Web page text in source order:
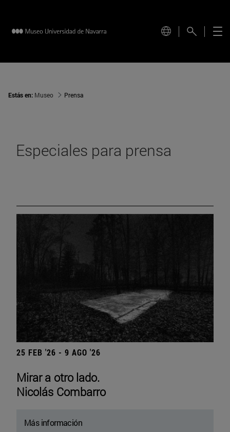
Estás en: Museo Prensa
Especiales para prensa
25 FEB '26 - 9 AGO '26
Mirar a otro lado.
Nicolás Combarro
Más información